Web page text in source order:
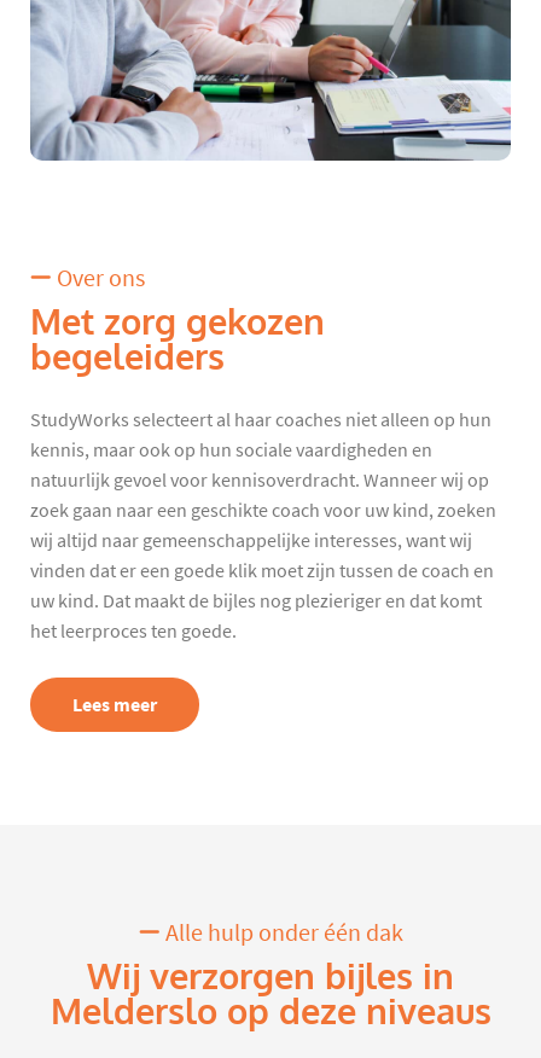
Over ons
Met zorg gekozen
begeleiders
StudyWorks selecteert al haar coaches niet alleen op hun
kennis, maar ook op hun sociale vaardigheden en
natuurlijk gevoel voor kennisoverdracht. Wanneer wij op
zoek gaan naar een geschikte coach voor uw kind, zoeken
wij altijd naar gemeenschappelijke interesses, want wij
vinden dat er een goede klik moet zijn tussen de coach en
uw kind. Dat maakt de bijles nog plezieriger en dat komt
het leerproces ten goede.
Lees meer
Alle hulp onder één dak
Wij verzorgen bijles in
Melderslo op deze niveaus